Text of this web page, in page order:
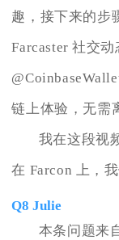
趣，接下来的步
Farcaster 社交
链上体验，无需
我在这段视
在 Farcon 上，
Q8 Julie
本条问题来